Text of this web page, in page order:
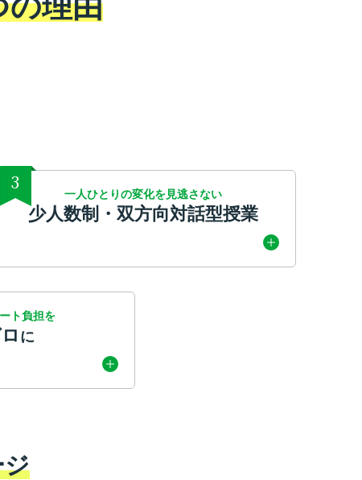
3
一人ひとりの変化を見逃さない
少人数制・双方向対話型授業
ト負担を
に